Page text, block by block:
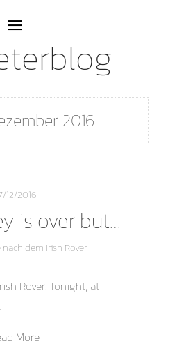
2016
12/2016
is over but…
dem Irish Rover
Rover. Tonight, at
More